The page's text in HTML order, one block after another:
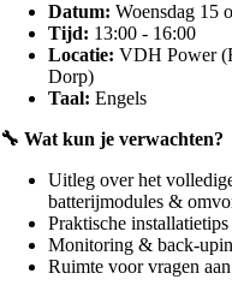
Datum: Woensdag 15
Tijd: 13:00 - 16:00
Locatie: VDH Power
Dorp)
Taal: Engels
🔧 Wat kun je verwachten?
Uitleg over het
batterijmodules &
Praktische
Monitoring & back-
Ruimte voor vragen